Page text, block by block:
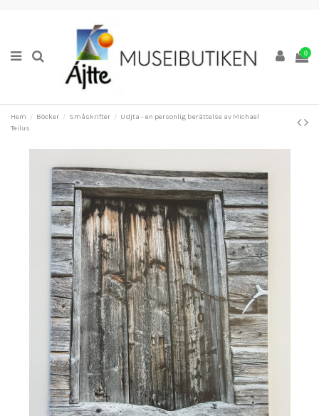
0
Hem Böcker Småskrifter
Udjta - en personlig berättelse av Michael
Teilus